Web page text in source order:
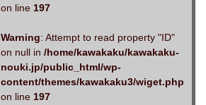
on line 197
Warning: Attempt to read property "ID"
on null in /home/kawakaku/kawakaku-
nouki.jp/public_html/wp-
content/themes/kawakaku3/wiget.php
on line 197